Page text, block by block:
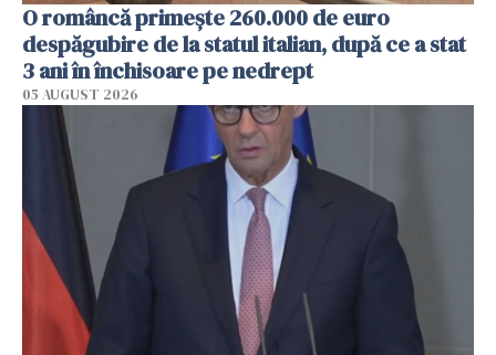
O româncă primește 260.000 de euro
despăgubire de la statul italian, după ce a stat
3 ani în închisoare pe nedrept
05 AUGUST 2026